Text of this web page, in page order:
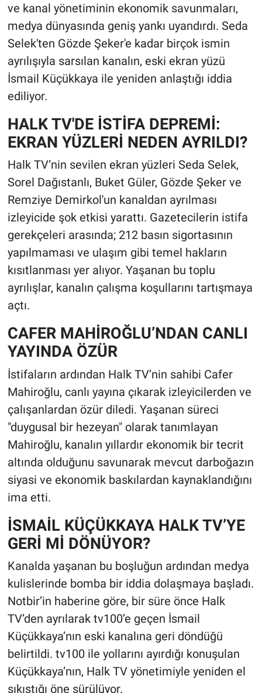
ve kanal yönetiminin ekonomik savunmaları,
medya dünyasında geniş yankı uyandırdı. Seda
Selek'ten Gözde Şeker'e kadar birçok ismin
ayrılışıyla sarsılan kanalın, eski ekran yüzü
İsmail Küçükkaya ile yeniden anlaştığı iddia
ediliyor.
HALK TV'DE İSTİFA DEPREMİ:
EKRAN YÜZLERİ NEDEN AYRILDI?
Halk TV’nin sevilen ekran yüzleri Seda Selek,
Sorel Dağıstanlı, Buket Güler, Gözde Şeker ve
Remziye Demirkol'un kanaldan ayrılması
izleyicide şok etkisi yarattı. Gazetecilerin istifa
gerekçeleri arasında; 212 basın sigortasının
yapılmaması ve ulaşım gibi temel hakların
kısıtlanması yer alıyor. Yaşanan bu toplu
ayrılışlar, kanalın çalışma koşullarını tartışmaya
açtı.
CAFER MAHİROĞLU’NDAN CANLI
YAYINDA ÖZÜR
İstifaların ardından Halk TV’nin sahibi Cafer
Mahiroğlu, canlı yayına çıkarak izleyicilerden ve
çalışanlardan özür diledi. Yaşanan süreci
"duygusal bir hezeyan" olarak tanımlayan
Mahiroğlu, kanalın yıllardır ekonomik bir tecrit
altında olduğunu savunarak mevcut darboğazın
siyasi ve ekonomik baskılardan kaynaklandığını
ima etti.
İSMAİL KÜÇÜKKAYA HALK TV’YE
GERİ Mİ DÖNÜYOR?
Kanalda yaşanan bu boşluğun ardından medya
kulislerinde bomba bir iddia dolaşmaya başladı.
Notbir’in haberine göre, bir süre önce Halk
TV’den ayrılarak tv100’e geçen İsmail
Küçükkaya’nın eski kanalına geri döndüğü
belirtildi. tv100 ile yollarını ayırdığı konuşulan
Küçükkaya’nın, Halk TV yönetimiyle yeniden el
sıkıştığı öne sürülüyor.